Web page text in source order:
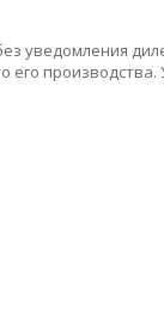
уведомления